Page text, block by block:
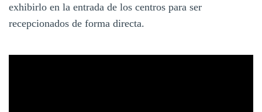
exhibirlo en la entrada de los centros para ser
recepcionados de forma directa.